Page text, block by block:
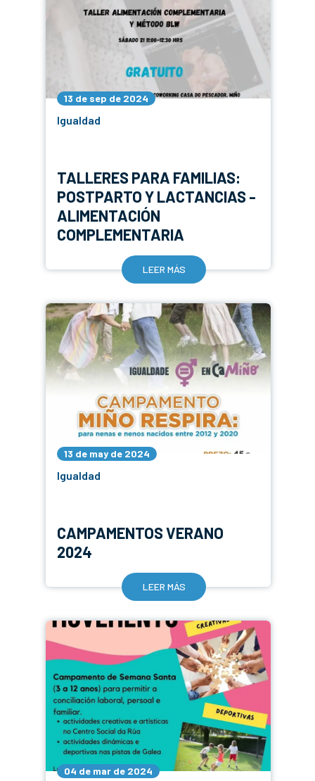
13 de sep de 2024
Igualdad
TALLERES PARA FAMILIAS:
POSTPARTO Y LACTANCIAS -
ALIMENTACIÓN
COMPLEMENTARIA
LEER MÁS
13 de may de 2024
Igualdad
CAMPAMENTOS VERANO
2024
LEER MÁS
04 de mar de 2024